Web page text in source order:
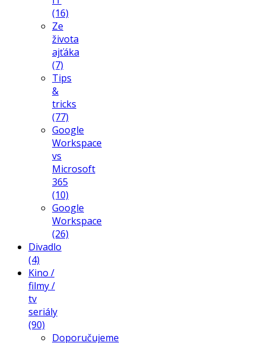
(16)
Ze
života
ajťáka
(7)
Tips
&
tricks
(77)
Google
Workspace
vs
Microsoft
365
(10)
Google
Workspace
(26)
Divadlo
(4)
Kino /
filmy /
tv
seriály
(90)
Doporučujeme